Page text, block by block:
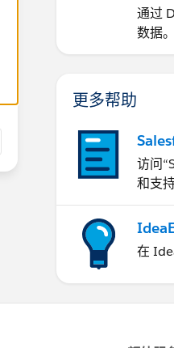
通过
数据。
更多帮助
访问
和支持
在